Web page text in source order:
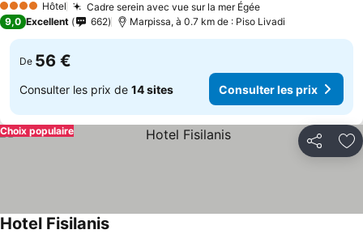
4 Étoiles Hôtel Cadre serein avec vue sur la mer Égée
9,0 Excellent 662 Marpissa, à 0.7 km de : Piso Livadi
De 56 €
Consulter les prix de 14 sites Consulter les prix
Partager
Choix populaire
Hotel Fisilanis